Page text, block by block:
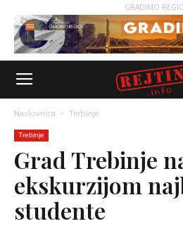
GRADIMO
Naslovnica Trebinje
Trebinje
Grad Trebinje
ekskurzijom
studente